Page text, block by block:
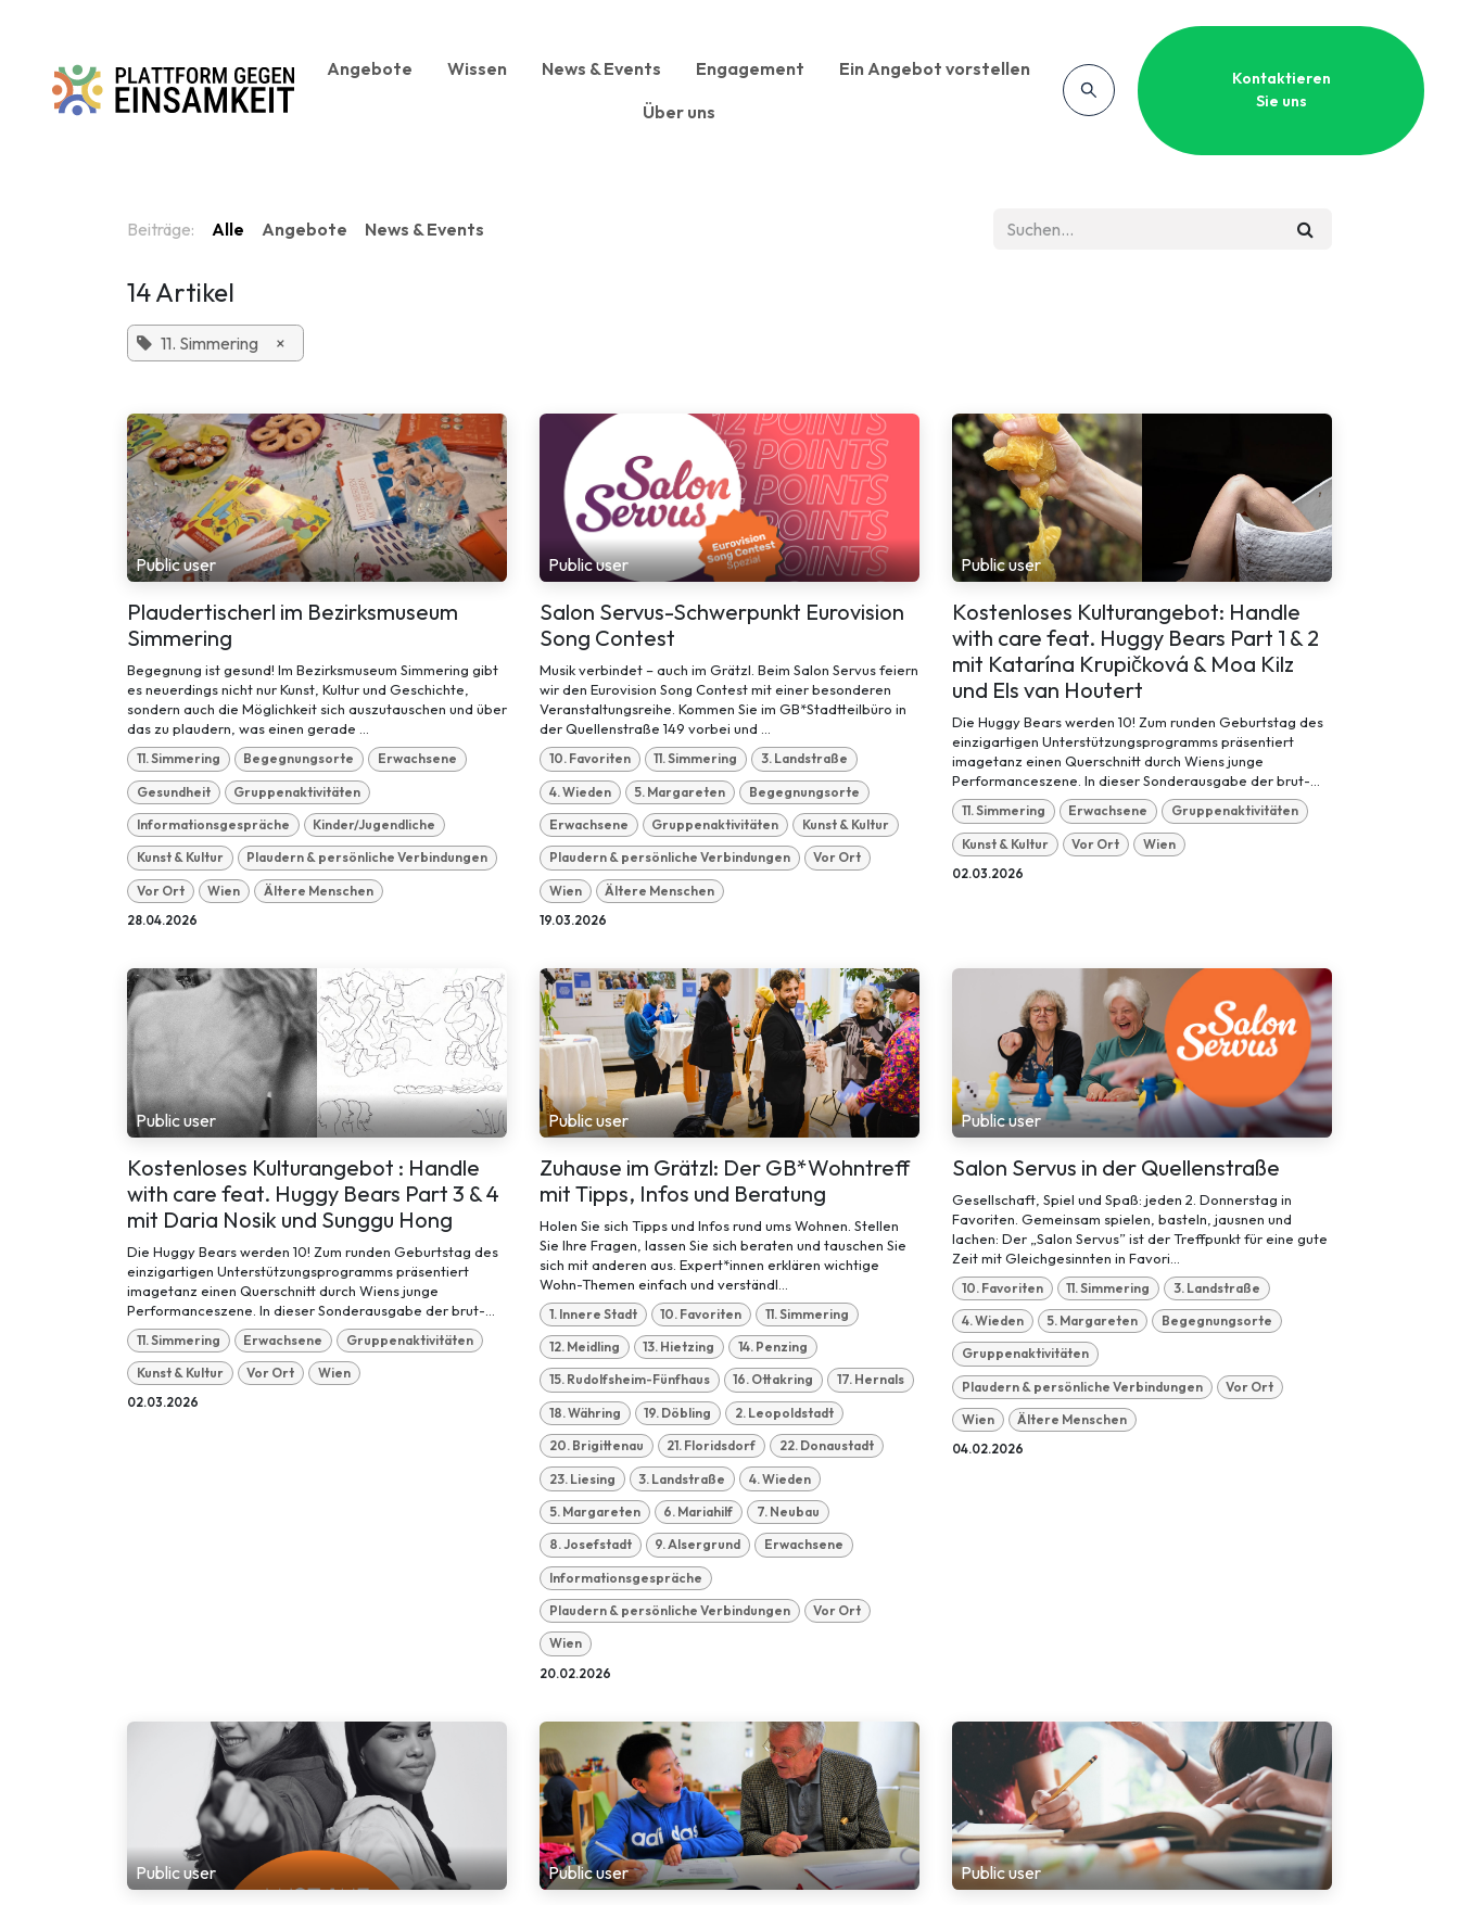
Angebote Wissen News & Events Engagement
Ein Angebot vorstellen
Über uns
Kontaktieren
Sie uns
Beiträge: Alle Angebote News & Events
14 Artikel
11. Simmering ×
Public user
Plaudertischerl im Bezirksmuseum
Simmering
Begegnung ist gesund! Im Bezirksmuseum Simmering gibt
es neuerdings nicht nur Kunst, Kultur und Geschichte,
sondern auch die Möglichkeit sich auszutauschen und über
das zu plaudern, was einen gerade ...
11. Simmering Begegnungsorte Erwachsene
Gesundheit Gruppenaktivitäten
Informationsgespräche Kinder/Jugendliche
Kunst & Kultur Plaudern & persönliche Verbindungen
Vor Ort Wien Ältere Menschen
28.04.2026
Public user
Salon Servus-Schwerpunkt Eurovision
Song Contest
Musik verbindet – auch im Grätzl. Beim Salon Servus feiern
wir den Eurovision Song Contest mit einer besonderen
Veranstaltungsreihe. Kommen Sie im GB*Stadtteilbüro in
der Quellenstraße 149 vorbei und ...
10. Favoriten 11. Simmering 3. Landstraße
4. Wieden 5. Margareten Begegnungsorte
Erwachsene Gruppenaktivitäten Kunst & Kultur
Plaudern & persönliche Verbindungen Vor Ort
Wien Ältere Menschen
19.03.2026
Public user
Kostenloses Kulturangebot: Handle
with care feat. Huggy Bears Part 1 & 2
mit Katarína Krupičková & Moa Kilz
und Els van Houtert
Die Huggy Bears werden 10! Zum runden Geburtstag des
einzigartigen Unterstützungsprogramms präsentiert
imagetanz einen Querschnitt durch Wiens junge
Performanceszene. In dieser Sonderausgabe der brut-...
11. Simmering Erwachsene Gruppenaktivitäten
Kunst & Kultur Vor Ort Wien
02.03.2026
Public user
Kostenloses Kulturangebot : Handle
with care feat. Huggy Bears Part 3 & 4
mit Daria Nosik und Sunggu Hong
Die Huggy Bears werden 10! Zum runden Geburtstag des
einzigartigen Unterstützungsprogramms präsentiert
imagetanz einen Querschnitt durch Wiens junge
Performanceszene. In dieser Sonderausgabe der brut-...
11. Simmering Erwachsene Gruppenaktivitäten
Kunst & Kultur Vor Ort Wien
02.03.2026
Public user
Zuhause im Grätzl: Der GB*Wohntreff
mit Tipps, Infos und Beratung
Holen Sie sich Tipps und Infos rund ums Wohnen. Stellen
Sie Ihre Fragen, lassen Sie sich beraten und tauschen Sie
sich mit anderen aus. Expert*innen erklären wichtige
Wohn-Themen einfach und verständl...
1. Innere Stadt 10. Favoriten 11. Simmering
12. Meidling 13. Hietzing 14. Penzing
15. Rudolfsheim-Fünfhaus 16. Ottakring 17. Hernals
18. Währing 19. Döbling 2. Leopoldstadt
20. Brigittenau 21. Floridsdorf 22. Donaustadt
23. Liesing 3. Landstraße 4. Wieden
5. Margareten 6. Mariahilf 7. Neubau
8. Josefstadt 9. Alsergrund Erwachsene
Informationsgespräche
Plaudern & persönliche Verbindungen Vor Ort
Wien
20.02.2026
Public user
Salon Servus in der Quellenstraße
Gesellschaft, Spiel und Spaß: jeden 2. Donnerstag in
Favoriten. Gemeinsam spielen, basteln, jausnen und
lachen: Der „Salon Servus” ist der Treffpunkt für eine gute
Zeit mit Gleichgesinnten in Favori...
10. Favoriten 11. Simmering 3. Landstraße
4. Wieden 5. Margareten Begegnungsorte
Gruppenaktivitäten
Plaudern & persönliche Verbindungen Vor Ort
Wien Ältere Menschen
04.02.2026
Public user Public user Public user